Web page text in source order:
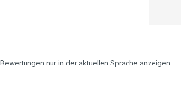
Bewertungen nur in der aktuellen Sprache anzeigen.